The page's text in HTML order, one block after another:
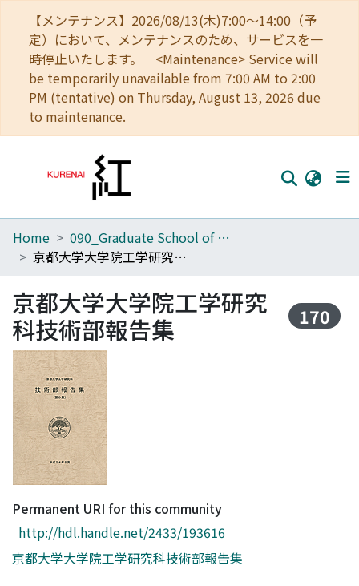
【メンテナンス】2026/08/13(木)7:00～14:00（予
定）において、メンテナンスのため、サービスを一
時停止いたします。 <Maintenance> Service will
be temporarily unavailable from 7:00 AM to 2:00
PM (tentative) on Thursday, August 13, 2026 due
to maintenance.
Home
Browse
Download Ranking
Access Statistics
Library Network
Home
090_Graduate School of Engineering
京都大学大学院工学研究科技術部報告集
京都大学大学院工学研究
科技術部報告集
170
Permanent URI for this community
http://hdl.handle.net/2433/193616
京都大学大学院工学研究科技術部報告集